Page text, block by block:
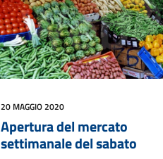
20 MAGGIO 2020
Apertura del mercato
settimanale del sabato